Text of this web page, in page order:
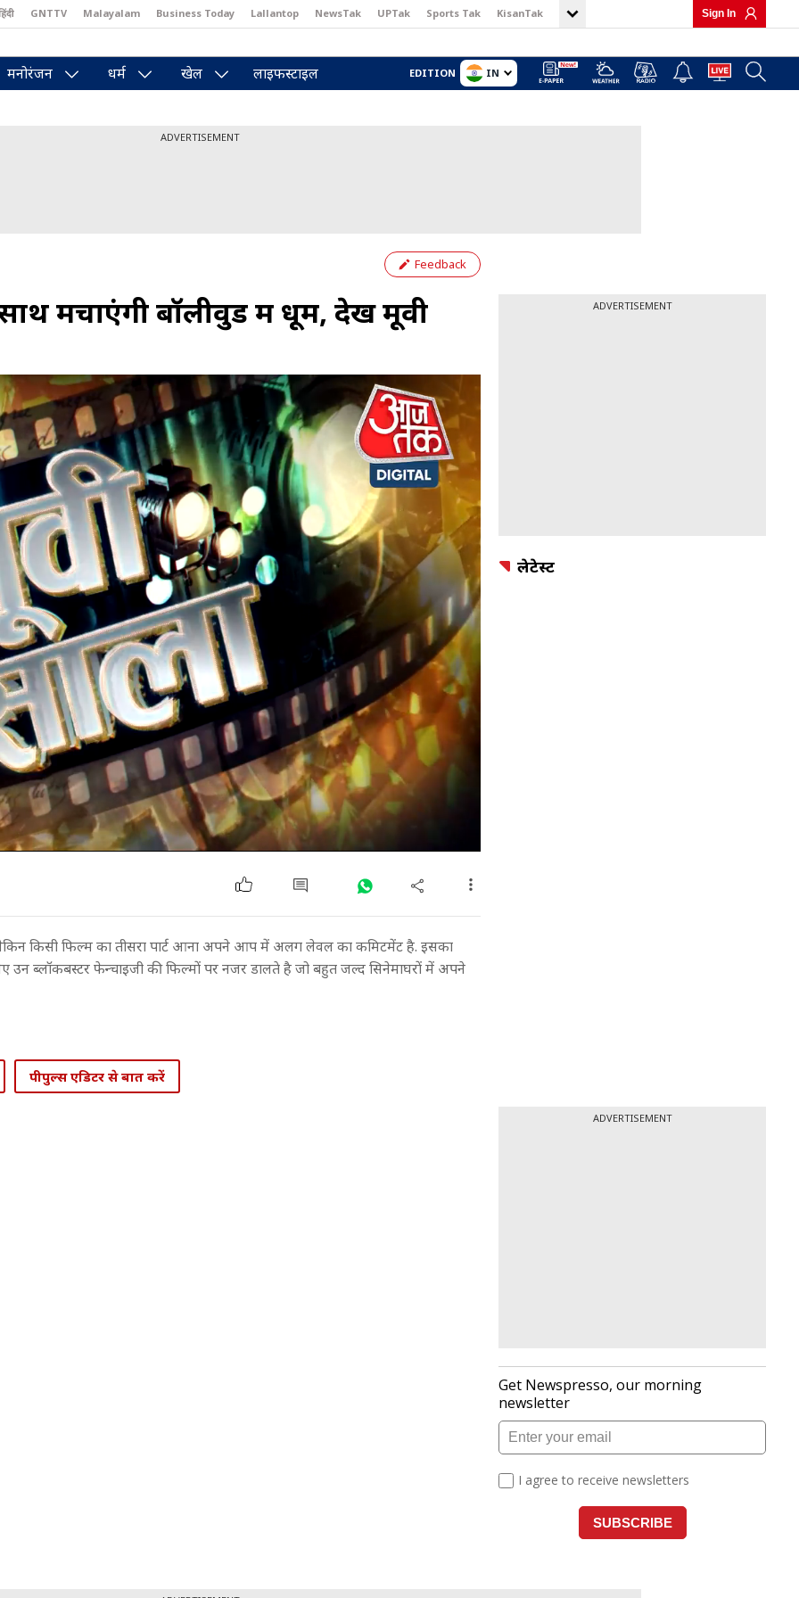
GNTTV Malayalam Business Today Lallantop NewsTak UPTak Sports Tak KisanTak Sign In
मनोरंजन धर्म खेल लाइफस्टाइल EDITION IN
ADVERTISEMENT
Feedback
मचाएंगी बॉलीवुड में धूम, देखें मूवी
किसी फिल्म का तीसरा पार्ट आना अपने आप में अलग लेवल का कमिटमेंट है. इसका
ब्लॉकबस्टर फेन्चाइजी की फिल्मों पर नजर डालते है जो बहुत जल्द सिनेमाघरों में अपने
पीपुल्स एडिटर से बात करें
ADVERTISEMENT
लेटेस्ट
ADVERTISEMENT